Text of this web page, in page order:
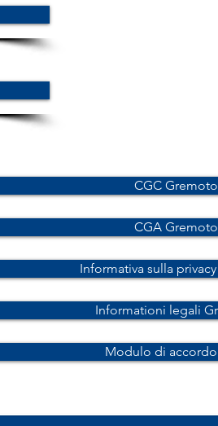
CGC
CGA
Informativa sulla
Informationi legali
Modulo di accordo